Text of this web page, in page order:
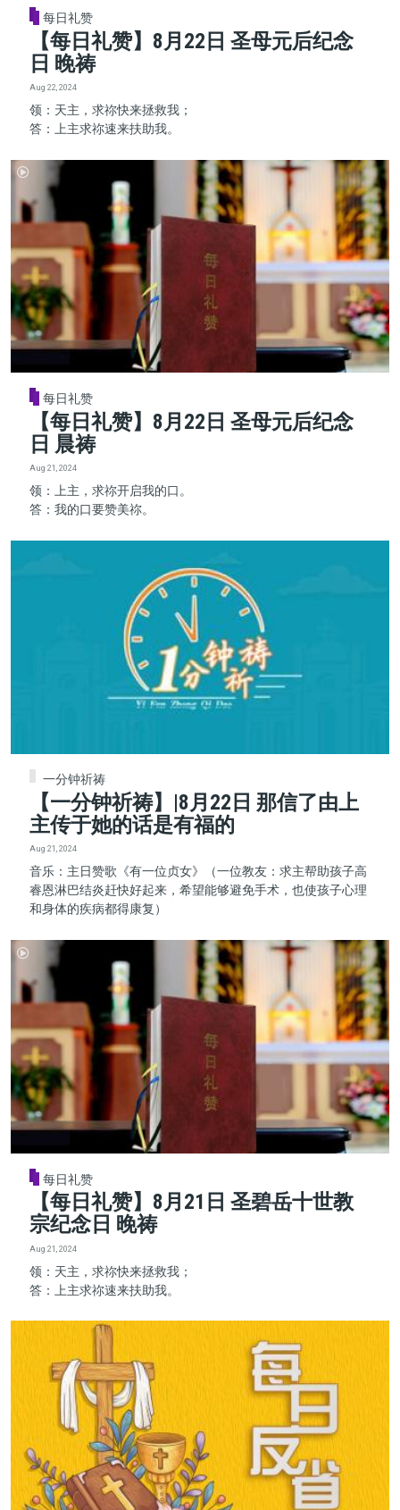
每日礼赞
【每日礼赞】8月22日 圣母元后纪念
日 晚祷
Aug 22, 2024
领：天主，求祢快来拯救我；
答：上主求祢速来扶助我。
每日礼赞
【每日礼赞】8月22日 圣母元后纪念
日 晨祷
Aug 21, 2024
领：上主，求祢开启我的口。
答：我的口要赞美祢。
一分钟祈祷
【一分钟祈祷】|8月22日 那信了由上
主传于她的话是有福的
Aug 21, 2024
音乐：主日赞歌《有一位贞女》（一位教友：求主帮助孩子高
睿恩淋巴结炎赶快好起来，希望能够避免手术，也使孩子心理
和身体的疾病都得康复）
每日礼赞
【每日礼赞】8月21日 圣碧岳十世教
宗纪念日 晚祷
Aug 21, 2024
领：天主，求祢快来拯救我；
答：上主求祢速来扶助我。